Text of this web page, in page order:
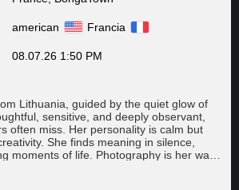
american Francia
08.07.26 1:50 PM
Lithuania, guided by the quiet glow of
sensitive, and deeply observant,
often miss. Her personality is calm but
She finds meaning in silence,
moments of life. Photography is her way
strength and vulnerability. Luna